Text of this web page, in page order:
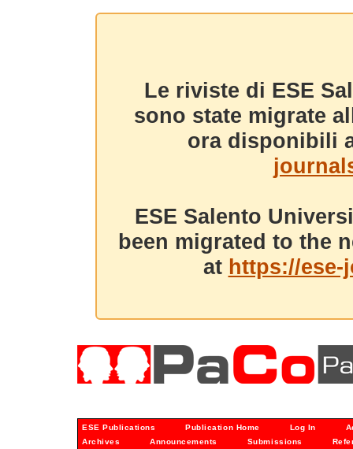
Le riviste di ESE
sono state migrate
ora disponibili
ESE Salento
been migrated to the
at https://
ESE Publications Publication Home Log In
Archives
Announcements Submissions